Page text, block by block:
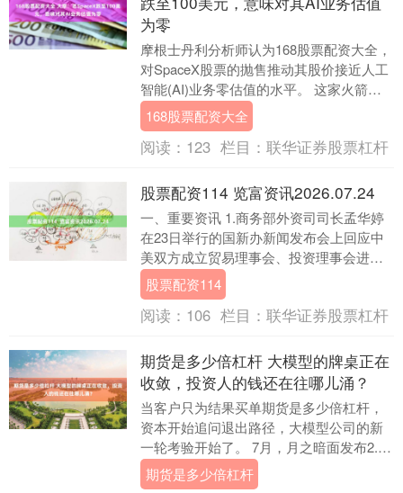
为零
摩根士丹利分析师认为168股票配资大全，
对SpaceX股票的抛售推动其股价接近人工
智能(AI)业务零估值的水平。 这家火箭、
太空和AI公司在6月中旬创纪录的86....
168股票配资大全
阅读： 123 栏目： 联华证券股票杠杆
股票配资114 览富资讯2026.07.24
一、重要资讯 1.商务部外资司司长孟华婷
在23日举行的国新办新闻发布会上回应中
美双方成立贸易理事会、投资理事会进展
的有关提问时说，目前，中美双方经贸团
队正在就贸....
股票配资114
阅读： 106 栏目： 联华证券股票杠杆
期货是多少倍杠杆 大模型的牌桌正在
收敛，投资人的钱还在往哪儿涌？
当客户只为结果买单期货是多少倍杠杆，
资本开始追问退出路径，大模型公司的新
一轮考验开始了。 7月，月之暗面发布2.8
万亿参数Kimi K3。随后，阿里千问官宣
2.....
期货是多少倍杠杆